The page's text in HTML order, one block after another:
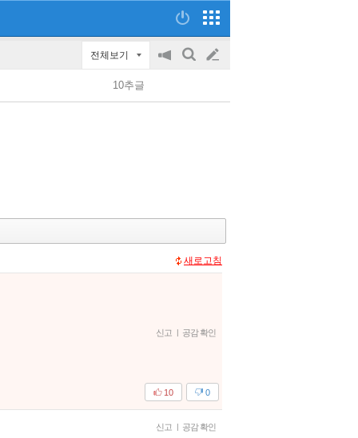
전체보기
공
on/off
검
글
쓰
10추글
새로고침
신고 | 공감 확인
0
10
신고 | 공감 확인